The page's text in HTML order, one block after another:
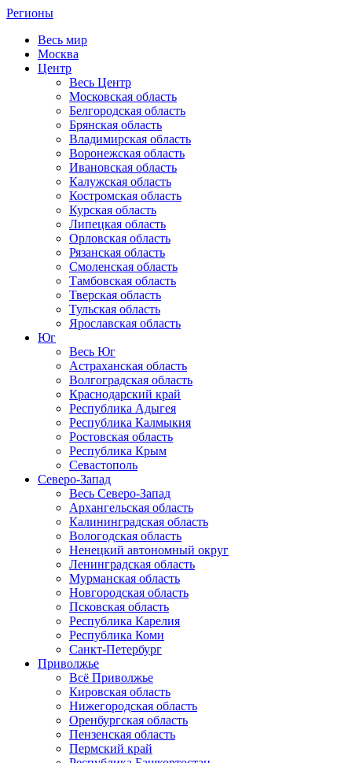
Регионы
Весь мир
Москва
Центр
Весь Центр
Московская область
Белгородская область
Брянская область
Владимирская область
Воронежская область
Ивановская область
Калужская область
Костромская область
Курская область
Липецкая область
Орловская область
Рязанская область
Смоленская область
Тамбовская область
Тверская область
Тульская область
Ярославская область
Юг
Весь Юг
Астраханская область
Волгоградская область
Краснодарский край
Республика Адыгея
Республика Калмыкия
Ростовская область
Республика Крым
Севастополь
Северо-Запад
Весь Северо-Запад
Архангельская область
Калининградская область
Вологодская область
Ненецкий автономный округ
Ленинградская область
Мурманская область
Новгородская область
Псковская область
Республика Карелия
Республика Коми
Санкт-Петербург
Приволжье
Всё Приволжье
Кировская область
Нижегородская область
Оренбургская область
Пензенская область
Пермский край